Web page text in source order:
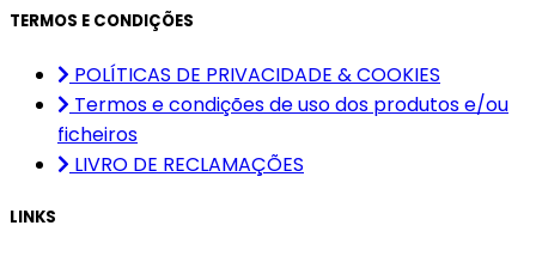
TERMOS E CONDIÇÕES
POLÍTICAS DE PRIVACIDADE & COOKIES
Termos e condições de uso dos produtos e/ou
ficheiros
LIVRO DE RECLAMAÇÕES
LINKS